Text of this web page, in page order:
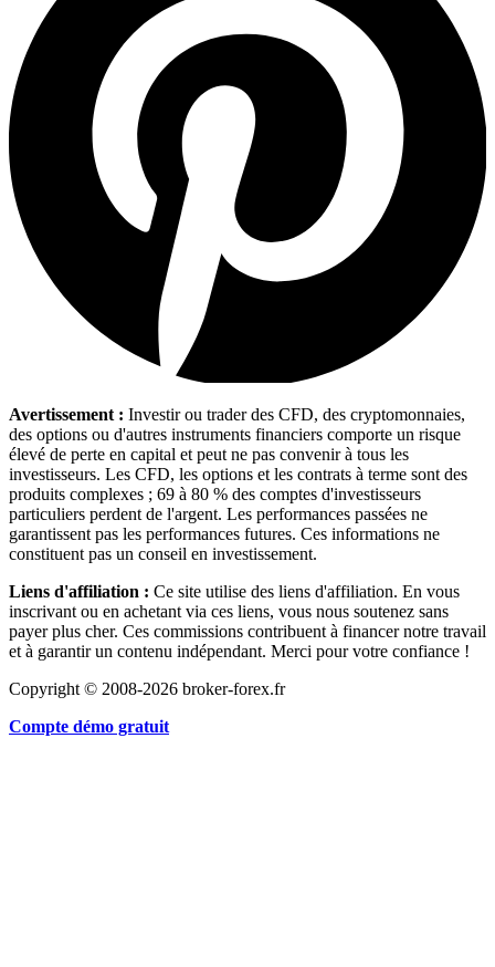
Avertissement : Investir ou trader des CFD, des cryptomonnaies,
des options ou d'autres instruments financiers comporte un risque
élevé de perte en capital et peut ne pas convenir à tous les
investisseurs. Les CFD, les options et les contrats à terme sont des
produits complexes ; 69 à 80 % des comptes d'investisseurs
particuliers perdent de l'argent. Les performances passées ne
garantissent pas les performances futures. Ces informations ne
constituent pas un conseil en investissement.
Liens d'affiliation : Ce site utilise des liens d'affiliation. En vous
inscrivant ou en achetant via ces liens, vous nous soutenez sans
payer plus cher. Ces commissions contribuent à financer notre travail
et à garantir un contenu indépendant. Merci pour votre confiance !
Copyright © 2008-2026 broker-forex.fr
Compte démo gratuit